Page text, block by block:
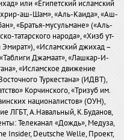
или «Египетский исламский
аш-Шам», «Аль-Каида», «Аш-
«Братья-мусульмане» («Аль-
татарского народа», «Хизб ут-
Эмират»), «Исламский джихад –
Джамаат», «Лашкар-И-
«Исламское движение
Туркестана» (ИДВТ),
Корчинского, «Тризуб им.
националистов» (ОУН),
ЛГБТ, А.Навальный, К.Буданов,
Телеканал «Дождь», Медуза,
Insider, Deutsche Welle, Проект,